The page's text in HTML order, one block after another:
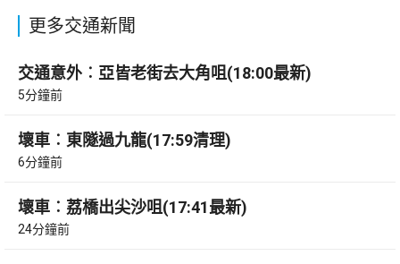
更多交通新聞
交通意外︰亞皆老街去大角咀(18:00最新)
5分鐘前
壞車︰東隧過九龍(17:59清理)
6分鐘前
壞車︰荔橋出尖沙咀(17:41最新)
24分鐘前